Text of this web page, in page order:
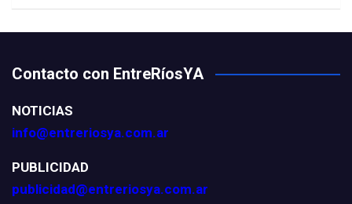
Contacto con EntreRíosYA
NOTICIAS
info@entreriosya.com.ar
PUBLICIDAD
publicidad@entreriosya.com.ar